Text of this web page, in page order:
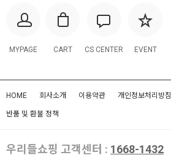
MYPAGE CART CS CENTER EVENT
HOME 회사소개 이용약관 개인정보처리방침
반품 및 환불 정책
우리들쇼핑 고객센터 : 1668-1432